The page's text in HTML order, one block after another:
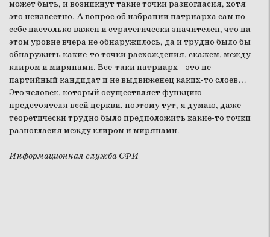
может быть, и возникнут такие точки разногласия, хотя
это неизвестно. А вопрос об избрании патриарха сам по
себе настолько важен и стратегически значителен, что на
этом уровне вчера не обнаружилось, да и трудно было бы
обнаружить какие-то точки расхождения, скажем, между
клиром и мирянами. Все-таки патриарх – это не
партийный кандидат и не выдвиженец каких-то слоев…
Это человек, который осуществляет функцию
предстоятеля всей церкви, поэтому тут, я думаю, даже
теоретически трудно было предположить какие-то точки
разногласия между клиром и мирянами.
Информационная служба СФИ